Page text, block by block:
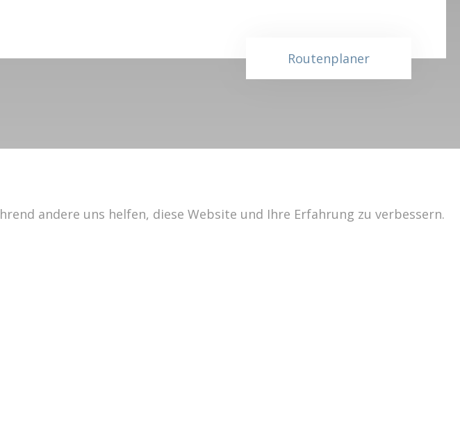
Routenplaner
andere uns helfen, diese Website und Ihre Erfahrung zu verbessern.